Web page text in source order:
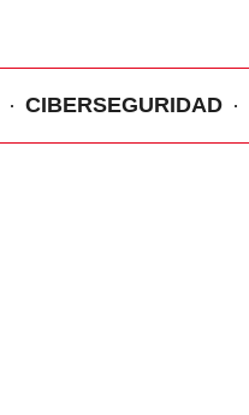
CIBERSEGURIDAD